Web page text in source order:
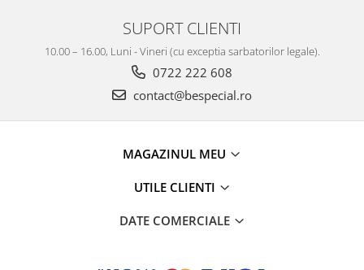
SUPORT CLIENTI
10.00 – 16.00, Luni - Vineri (cu exceptia sarbatorilor legale).
0722 222 608
contact@bespecial.ro
MAGAZINUL MEU
UTILE CLIENTI
DATE COMERCIALE